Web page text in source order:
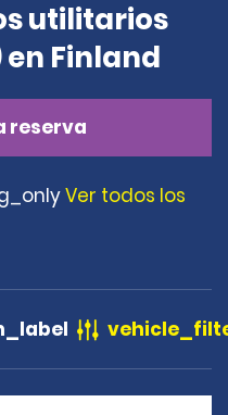
utilitarios
en Finland
reserva
Ver todos los